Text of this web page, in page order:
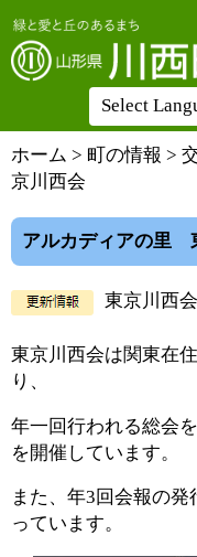
Select
ホーム > 町の情報 >
京川西会
アルカディアの里
東京川西
東京川西会は関東在
り、
年一回行われる総会
を開催しています。
また、年3回会報の
っています。